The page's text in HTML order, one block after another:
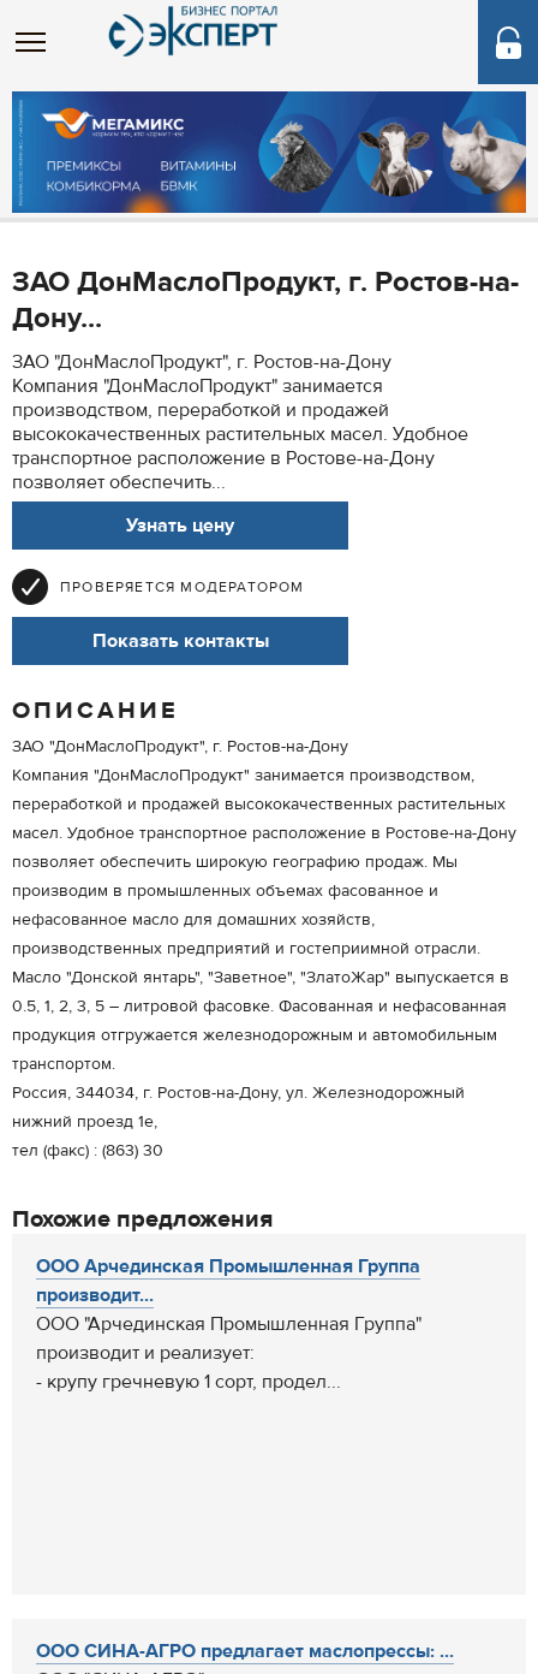
ЗАО ДонМаслоПродукт, г. Ростов-на-
Дону...
ЗАО "ДонМаслоПродукт", г. Ростов-на-Дону
Компания "ДонМаслоПродукт" занимается
производством, переработкой и продажей
высококачественных растительных масел. Удобное
транспортное расположение в Ростове-на-Дону
позволяет обеспечить...
Узнать цену
ПРОВЕРЯЕТСЯ МОДЕРАТОРОМ
Показать контакты
ОПИСАНИЕ
ЗАО "ДонМаслоПродукт", г. Ростов-на-Дону
Компания "ДонМаслоПродукт" занимается производством,
переработкой и продажей высококачественных растительных
масел. Удобное транспортное расположение в Ростове-на-Дону
позволяет обеспечить широкую географию продаж. Мы
производим в промышленных объемах фасованное и
нефасованное масло для домашних хозяйств,
производственных предприятий и гостеприимной отрасли.
Масло "Донской янтарь", "Заветное", "ЗлатоЖар" выпускается в
0.5, 1, 2, 3, 5 – литровой фасовке. Фасованная и нефасованная
продукция отгружается железнодорожным и автомобильным
транспортом.
Россия, 344034, г. Ростов-на-Дону, ул. Железнодорожный
нижний проезд 1е,
тел (факс) : (863) 30
Похожие предложения
ООО Арчединская Промышленная Группа
производит...
ООО "Арчединская Промышленная Группа"
производит и реализует:
- крупу гречневую 1 сорт, продел...
ООО СИНА-АГРО предлагает маслопрессы: ...